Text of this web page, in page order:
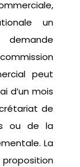
un
demande
peut
d’un mois
de
ou de la
La